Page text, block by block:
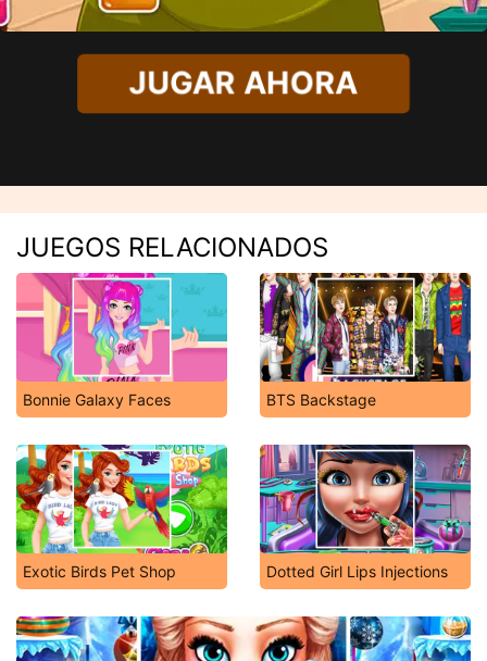
JUGAR AHORA
JUEGOS RELACIONADOS
Bonnie Galaxy Faces BTS Backstage
Exotic Birds Pet Shop Dotted Girl Lips Injections